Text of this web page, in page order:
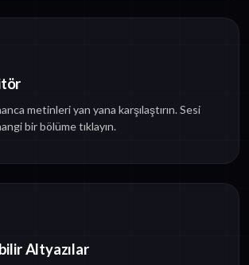
metinleri yan yana karşılaştırın. Sesi
bir bölüme tıklayın.
Altyazılar